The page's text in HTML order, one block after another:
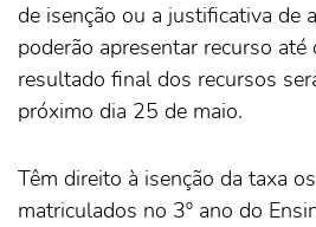
de isenção ou a justificativa de
poderão apresentar recurso
resultado final dos recursos
próximo dia 25 de maio.
Têm direito à isenção da taxa
matriculados no 3º ano do